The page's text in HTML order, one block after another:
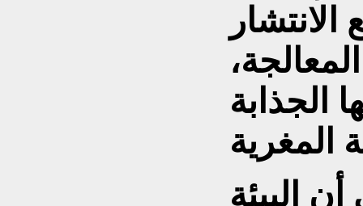
الجذابة
البيئة